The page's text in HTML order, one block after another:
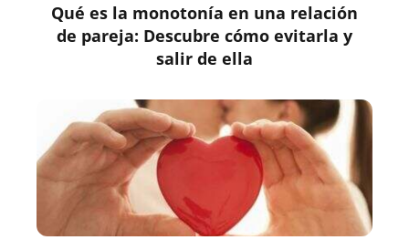
Qué es la monotonía en una relación
de pareja: Descubre cómo evitarla y
salir de ella